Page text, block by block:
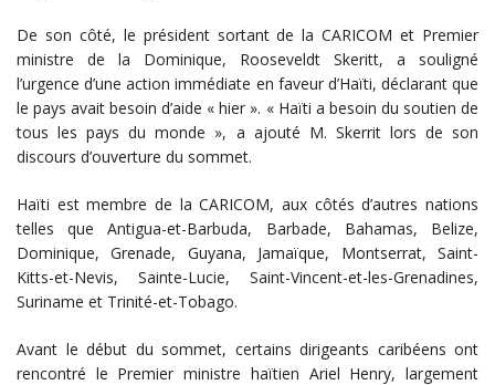
De son côté, le président sortant de la CARICOM et Premier
ministre de la Dominique, Rooseveldt Skeritt, a souligné
l’urgence d’une action immédiate en faveur d’Haïti, déclarant que
le pays avait besoin d’aide « hier ». « Haïti a besoin du soutien de
tous les pays du monde », a ajouté M. Skerrit lors de son
discours d’ouverture du sommet.
Haïti est membre de la CARICOM, aux côtés d’autres nations
telles que Antigua-et-Barbuda, Barbade, Bahamas, Belize,
Dominique, Grenade, Guyana, Jamaïque, Montserrat, Saint-
Kitts-et-Nevis, Sainte-Lucie, Saint-Vincent-et-les-Grenadines,
Suriname et Trinité-et-Tobago.
Avant le début du sommet, certains dirigeants caribéens ont
rencontré le Premier ministre haïtien Ariel Henry, largement